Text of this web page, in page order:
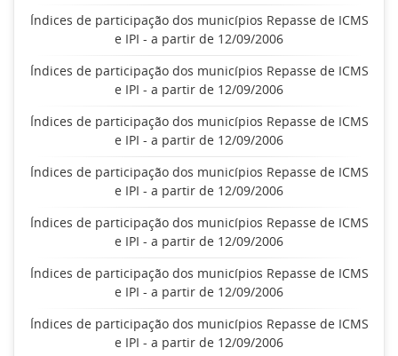
Índices de participação dos municípios Repasse de ICMS
e IPI - a partir de 12/09/2006
Índices de participação dos municípios Repasse de ICMS
e IPI - a partir de 12/09/2006
Índices de participação dos municípios Repasse de ICMS
e IPI - a partir de 12/09/2006
Índices de participação dos municípios Repasse de ICMS
e IPI - a partir de 12/09/2006
Índices de participação dos municípios Repasse de ICMS
e IPI - a partir de 12/09/2006
Índices de participação dos municípios Repasse de ICMS
e IPI - a partir de 12/09/2006
Índices de participação dos municípios Repasse de ICMS
e IPI - a partir de 12/09/2006